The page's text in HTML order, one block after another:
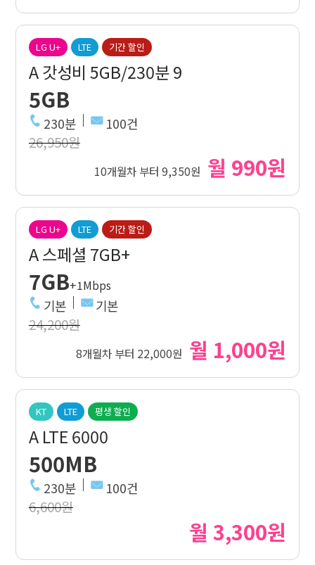
LG U+ LTE 기간 할인
A 갓성비 5GB/230분 9
5GB
230분 100건
26,950원
10개월차 부터 9,350원 월 990원
LG U+ LTE 기간 할인
A 스페셜 7GB+
7GB+1Mbps
기본 기본
24,200원
8개월차 부터 22,000원 월 1,000원
KT LTE 평생 할인
A LTE 6000
500MB
230분 100건
6,600원
월 3,300원